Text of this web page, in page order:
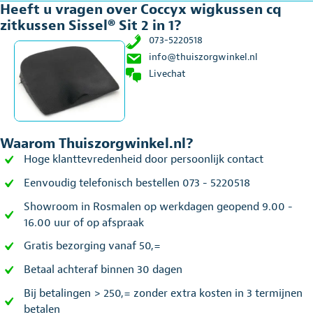
Heeft u vragen over Coccyx wigkussen cq
zitkussen Sissel® Sit 2 in 1?
073-5220518
info@thuiszorgwinkel.nl
Livechat
Waarom Thuiszorgwinkel.nl?
Hoge klanttevredenheid door persoonlijk contact
Eenvoudig telefonisch bestellen 073 - 5220518
Showroom in Rosmalen op werkdagen geopend 9.00 -
16.00 uur of op afspraak
Gratis bezorging vanaf 50,=
Betaal achteraf binnen 30 dagen
Bij betalingen > 250,= zonder extra kosten in 3 termijnen
betalen